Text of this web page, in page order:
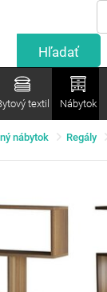
textil Nábytok
nábytok Regály